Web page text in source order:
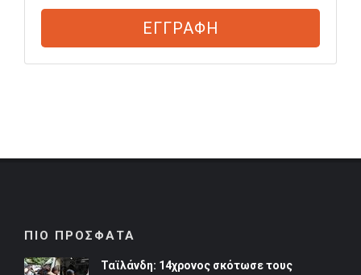
ΕΓΓΡΑΦΗ
ΠΙΟ ΠΡΟΣΦΑΤΑ
Ταϊλάνδη: 14χρονος σκότωσε τους